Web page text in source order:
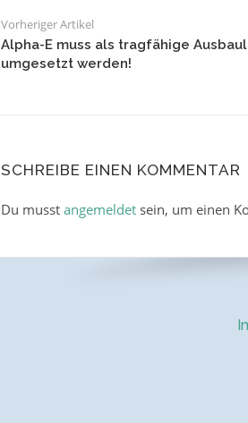
Vorheriger Artikel
Alpha-E muss als tragfähige
umgesetzt werden!
SCHREIBE EINEN KOMMENTAR
Du musst angemeldetsein, um einen